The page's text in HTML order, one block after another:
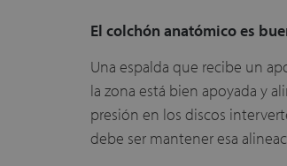
El colchón anatómico es
Una espalda que recibe un
la zona está bien apoyada y
presión en los discos
debe ser mantener esa